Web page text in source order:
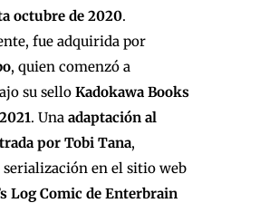
octubre de 2020.
fue adquirida por
, quien comenzó a
su sello Kadokawa Books
. Una adaptación al
por Tobi Tana,
serialización en el sitio web
Log Comic de Enterbrain